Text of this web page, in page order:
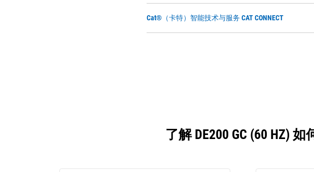
Cat®（卡特）智能技术与服务 CAT CONNECT
了解 DE200 GC (60 HZ)